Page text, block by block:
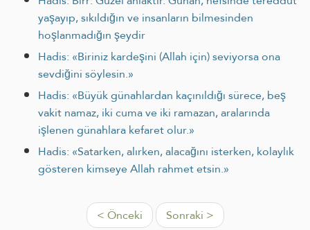
yaşayıp, sıkıldığın ve insanların bilmesinden
hoşlanmadığın şeydir
Hadis: «Biriniz kardeşini (Allah için) seviyorsa ona
sevdiğini söylesin.»
Hadis: «Büyük günahlardan kaçınıldığı sürece, beş
vakit namaz, iki cuma ve iki ramazan, aralarında
işlenen günahlara kefaret olur.»
Hadis: «Satarken, alırken, alacağını isterken, kolaylık
gösteren kimseye Allah rahmet etsin.»
< Önceki Sonraki >